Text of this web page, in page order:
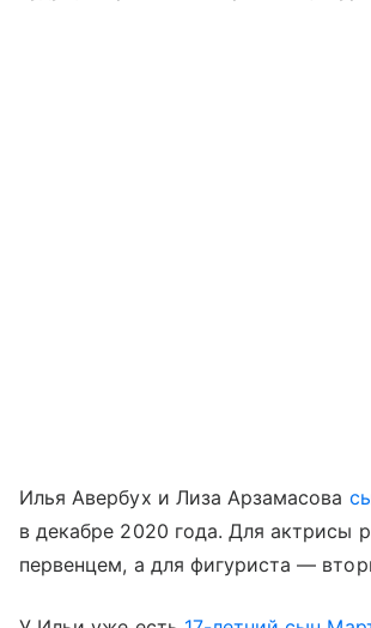
Илья Авербух и Лиза Арзамасова
в декабре 2020 года. Для актрисы
первенцем, а для фигуриста —